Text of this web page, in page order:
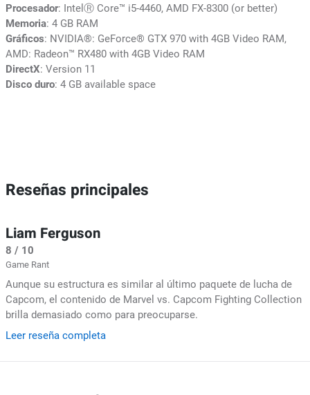
Procesador: IntelⓇ Core™ i5-4460, AMD FX-8300 (or better)
Memoria: 4 GB RAM
Gráficos: NVIDIA®: GeForce® GTX 970 with 4GB Video RAM,
AMD: Radeon™ RX480 with 4GB Video RAM
DirectX: Version 11
Disco duro: 4 GB available space
Reseñas principales
Liam Ferguson
8 / 10
Game Rant
Aunque su estructura es similar al último paquete de lucha de
Capcom, el contenido de Marvel vs. Capcom Fighting Collection
brilla demasiado como para preocuparse.
Leer reseña completa